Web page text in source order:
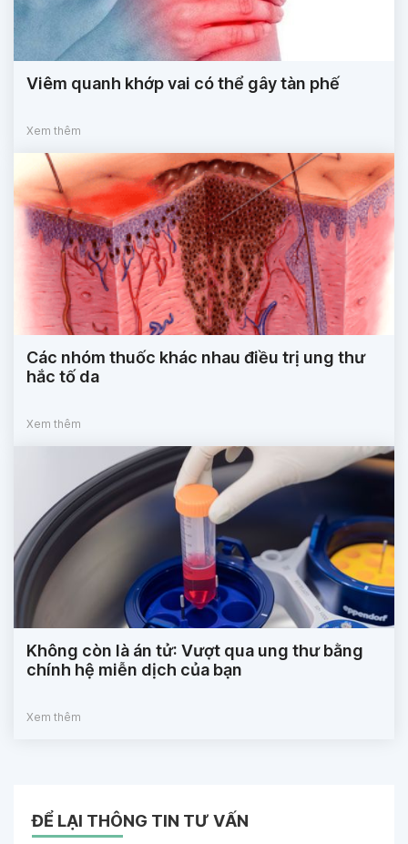
Viêm quanh khớp vai có thể gây tàn phế
Xem thêm
Các nhóm thuốc khác nhau điều trị ung thư
hắc tố da
Xem thêm
Không còn là án tử: Vượt qua ung thư bằng
chính hệ miễn dịch của bạn
Xem thêm
ĐỂ LẠI THÔNG TIN TƯ VẤN